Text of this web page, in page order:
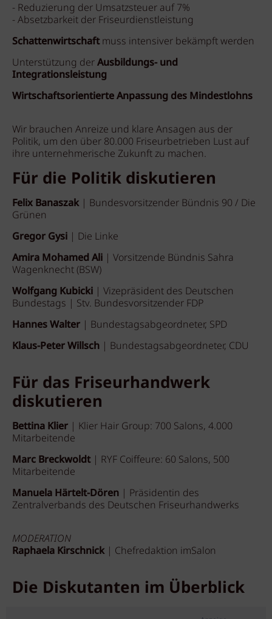
- Reduzierung der Umsatzsteuer auf 7%
- Absetzbarkeit der Friseurdienstleistung
Schattenwirtschaftmuss intensiver bekämpft werden
Unterstützung derAusbildungs- und
Integrationsleistung
Wirtschaftsorientierte Anpassung des Mindestlohns
Wir brauchen Anreize und klare Ansagen aus der
Politik, um den über 80.000 Friseurbetrieben Lust auf
ihre unternehmerische Zukunft zu machen.
Für die Politik diskutieren
Felix Banaszak| Bundesvorsitzender Bündnis 90 / Die
Grünen
Gregor Gysi | Die Linke
Amira Mohamed Ali | Vorsitzende Bündnis Sahra
Wagenknecht (BSW)
Wolfgang Kubicki | Vizepräsident des Deutschen
Bundestags | Stv. Bundesvorsitzender FDP
Hannes Walter | Bundestagsabgeordneter, SPD
Klaus-Peter Willsch | Bundestagsabgeordneter, CDU
Für das Friseurhandwerk
diskutieren
Bettina Klier | Klier Hair Group: 700 Salons, 4.000
Mitarbeitende
Marc Breckwoldt| RYF Coiffeure: 60 Salons, 500
Mitarbeitende
Manuela Härtelt-Dören | Präsidentin des
Zentralverbands des Deutschen Friseurhandwerks
MODERATION
Raphaela Kirschnick| Chefredaktion imSalon
Die Diskutanten im Überblick